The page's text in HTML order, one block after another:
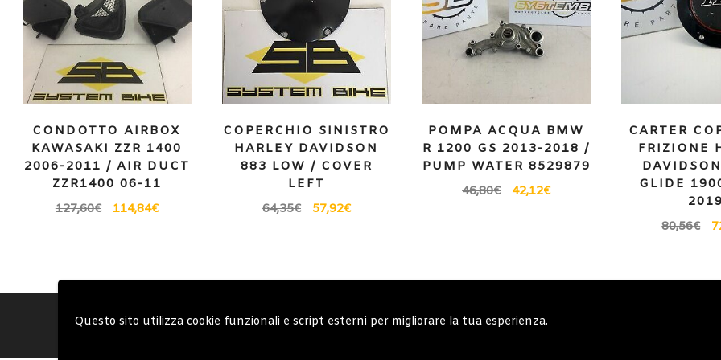
Questo sito utilizza cookie funzionali e script esterni per migliorare la tua esperienza.
CONDOTTO AIRBOX
KAWASAKI ZZR 1400
2006-2011 / AIR DUCT
ZZR1400 06-11
127,60€ 114,84€
COPERCHIO SINISTRO
HARLEY DAVIDSON
883 LOW / COVER
LEFT
64,35€ 57,92€
POMPA ACQUA BMW
R 1200 GS 2013-2018 /
PUMP WATER 8529879
46,80€ 42,12€
CARTER
FRIZIONE
GLIDE
2019
80,56€
Account Condizioni Generali Note generali